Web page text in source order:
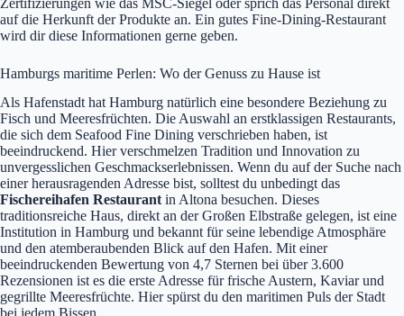
auf die Herkunft der Produkte an. Ein gutes Fine-Dining-Restaurant
wird dir diese Informationen gerne geben.
Hamburgs maritime Perlen: Wo der Genuss zu Hause ist
Als Hafenstadt hat Hamburg natürlich eine besondere Beziehung zu
Fisch und Meeresfrüchten. Die Auswahl an erstklassigen Restaurants,
die sich dem Seafood Fine Dining verschrieben haben, ist
beeindruckend. Hier verschmelzen Tradition und Innovation zu
unvergesslichen Geschmackserlebnissen. Wenn du auf der Suche nach
einer herausragenden Adresse bist, solltest du unbedingt das
Fischereihafen Restaurantin Altona besuchen. Dieses
traditionsreiche Haus, direkt an der Großen Elbstraße gelegen, ist eine
Institution in Hamburg und bekannt für seine lebendige Atmosphäre
und den atemberaubenden Blick auf den Hafen. Mit einer
beeindruckenden Bewertung von 4,7 Sternen bei über 3.600
Rezensionen ist es die erste Adresse für frische Austern, Kaviar und
gegrillte Meeresfrüchte. Hier spürst du den maritimen Puls der Stadt